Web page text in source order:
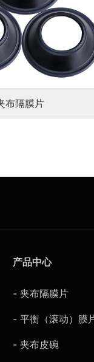
布隔膜片
产品中心
- 夹布隔膜片
- 平衡（滚动）膜
- 夹布皮碗